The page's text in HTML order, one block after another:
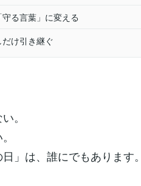
る言葉」に変える
け引き継ぐ
。
」は、誰にでもあります。